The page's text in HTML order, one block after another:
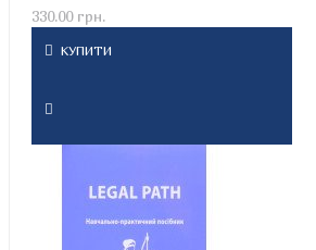
330.00 грн.
КУПИТИ